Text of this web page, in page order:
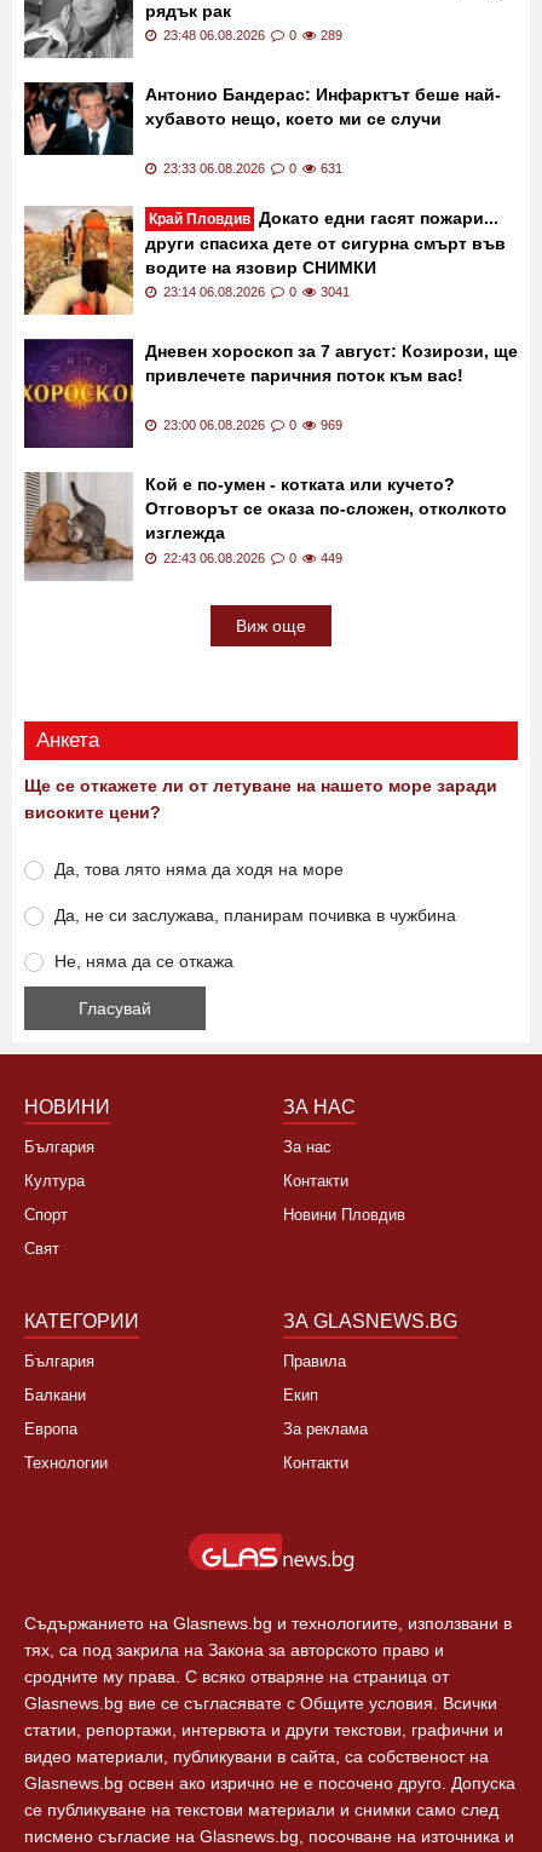
рядък рак
23:48 06.08.2026 0 289
Антонио Бандерас: Инфарктът беше най-
хубавото нещо, което ми се случи
23:33 06.08.2026 0 631
Край Пловдив Докато едни гасят пожари...
други спасиха дете от сигурна смърт във
водите на язовир СНИМКИ
23:14 06.08.2026 0 3041
Дневен хороскоп за 7 август: Козирози, ще
привлечете паричния поток към вас!
23:00 06.08.2026 0 969
Кой е по-умен - котката или кучето?
Отговорът се оказа по-сложен, отколкото
изглежда
22:43 06.08.2026 0 449
Виж още
Анкета
Ще се откажете ли от летуване на нашето море заради
високите цени?
Да, това лято няма да ходя на море
Да, не си заслужава, планирам почивка в чужбина
Не, няма да се откажа
НОВИНИ
България
Култура
Спорт
Свят
ЗА НАС
За нас
Контакти
Новини Пловдив
КАТЕГОРИИ
България
Балкани
Европа
Технологии
ЗА GLASNEWS.BG
Правила
Екип
За реклама
Контакти
Съдържанието на Glasnews.bg и технологиите, използвани в
тях, са под закрила на Закона за авторското право и
сродните му права. С всяко отваряне на страница от
Glasnews.bg вие се съгласявате с Общите условия. Всички
статии, репортажи, интервюта и други текстови, графични и
видео материали, публикувани в сайта, са собственост на
Glasnews.bg освен ако изрично не е посочено друго. Допуска
се публикуване на текстови материали и снимки само след
писмено съгласие на Glasnews.bg, посочване на източника и